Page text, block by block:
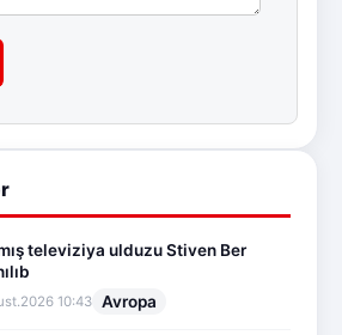
televiziya ulduzu Stiven Ber
10:43 Avropa